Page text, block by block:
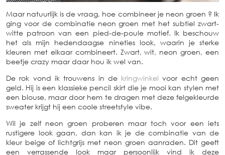
Maar natuurlijk is de vraag, hoe combineer je neon groen ? Ik
ging voor de combinatie neon groen met het subtiel zwart-
witte patroon van een pied-de-poule motief. Ik beschouw
het als mijn hedendaagse nineties look, waarin je sterke
kleuren met elkaar combineert. Zwart, wit, neon groen, een
beetje crazy maar daar hou ik wel van.
De rok vond ik trouwens in de kringwinkel voor echt geen
geld. Hij is een klassieke pencil skirt die je mooi kan stylen met
een blouse, maar door hem te dragen met deze felgekleurde
sweater krijgt hij een coole streetstyle vibe.
Wil je zelf neon groen proberen maar toch voor een iets
rustigere look gaan, dan kan ik je de combinatie van de
kleur beige of lichtgrijs met neon groen aanraden. Dit geeft
een verrassende look maar persoonlijk vind ik deze